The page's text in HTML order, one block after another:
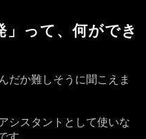
って、何ができ
だか難しそうに聞こえま
シスタントとして使いな
す。